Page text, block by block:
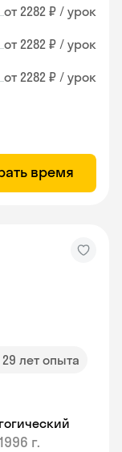
от 2282 ₽ / урок
от 2282 ₽ / урок
от 2282 ₽ / урок
время
29 лет опыта
1996 г.